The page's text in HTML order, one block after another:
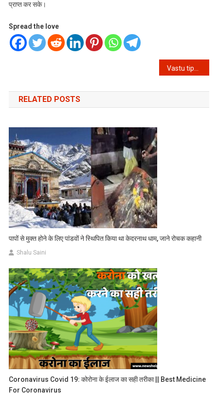
प्राप्त कर सके।
Spread the love
navigation
RELATED POSTS
पापों से मुक्त होने के लिए पांडवों ने स्थिपित किया था केदरनाथ धाम, जाने रोचक कहानी
Shalu Saini
Coronavirus Covid 19: कोरोना के ईलाज का सही तरीका || Best Medicine
For Coronavirus